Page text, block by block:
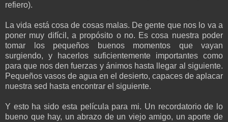
refiero).
La vida está cosa de cosas malas. De gente que nos lo va a
poner muy difícil, a propósito o no. Es cosa nuestra poder
tomar los pequeños buenos momentos que vayan
surgiendo, y hacerlos suficientemente importantes como
para que nos den fuerzas y ánimos hasta llegar al siguiente.
Pequeños vasos de agua en el desierto, capaces de aplacar
nuestra sed hasta encontrar el siguiente.
Y esto ha sido esta película para mi. Un recordatorio de lo
bueno que hay, un abrazo de un viejo amigo, un aporte de